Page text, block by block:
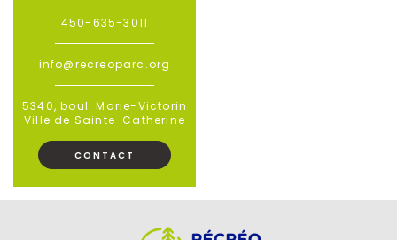
450-635-3011
info@recreoparc.org
5340, boul. Marie-Victorin
Ville de Sainte-Catherine
CONTACT